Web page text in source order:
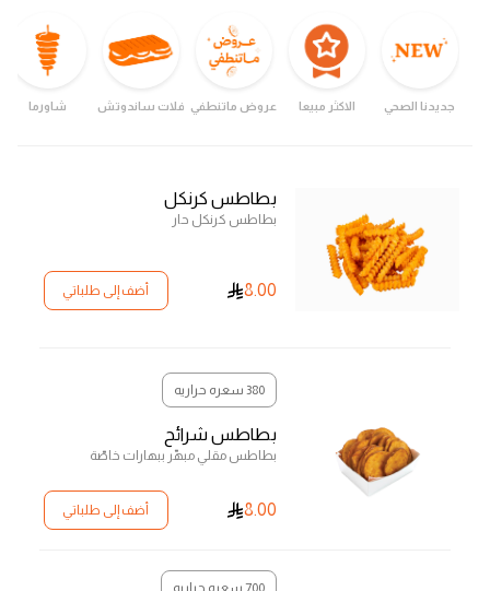
جديدنا الصحي الاكثر مبيعا عروض ماتنطفي فلات ساندوتش شاورما
بطاطس كرنكل
بطاطس كرنكل حار
8.00 أضف إلى طلباتي
380 سعره حراريه
بطاطس شرائح
بطاطس مقلي مبهّر ببهارات خاصّة
8.00 أضف إلى طلباتي
700 سعره حراريه